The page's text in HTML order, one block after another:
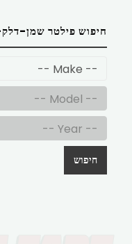
חיפוש פילטר שמן-
חיפוש